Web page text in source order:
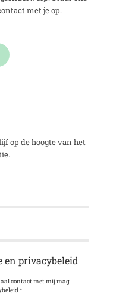
met je op.
op de hoogte van het
en privacybeleid
contact met mij mag
*